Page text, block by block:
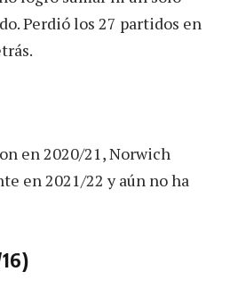
Perdió los 27 partidos en
en 2020/21, Norwich
en 2021/22 y aún no ha